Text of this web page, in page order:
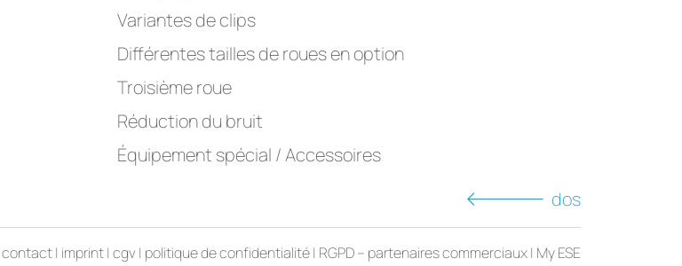
Variantes de clips
Différentes tailles de roues en option
Troisième roue
Réduction du bruit
Équipement spécial / Accessoires
dos
contact| imprint| cgv | politique de confidentialité| RGPD – partenaires commerciaux| My ESE